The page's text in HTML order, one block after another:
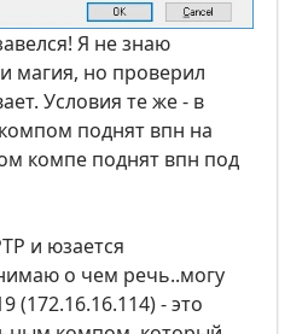
Я не знаю
магия, но проверил
Условия те же - в
поднят впн на
компе поднят впн под
и юзается
о чем речь..могу
(172.16.16.114) - это